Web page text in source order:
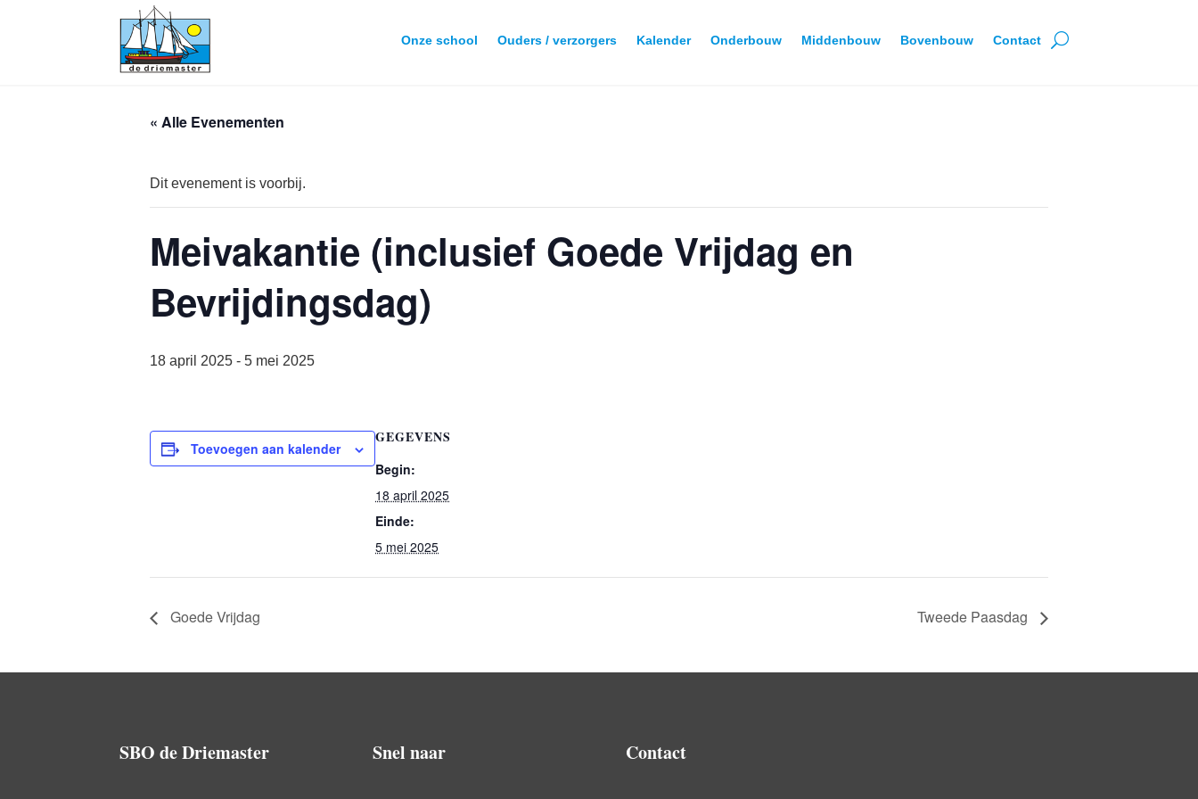
Onze school Ouders / verzorgers Kalender Onderbouw Middenbouw Bovenbouw Contact
« Alle Evenementen
Dit evenement is voorbij.
Meivakantie (inclusief Goede Vrijdag en
Bevrijdingsdag)
18 april 2025 - 5 mei 2025
Toevoegen aan kalender
GEGEVENS
Begin:
18 april 2025
Einde:
5 mei 2025
Goede Vrijdag Tweede Paasdag
SBO de Driemaster Snel naar Contact